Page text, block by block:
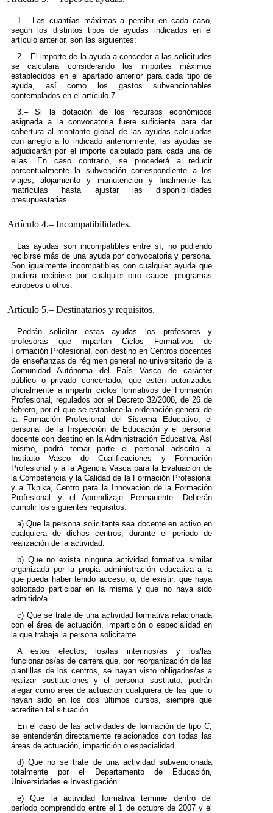
1.– Las cuantías máximas a percibir en cada caso,
según los distintos tipos de ayudas indicados en el
artículo anterior, son las siguientes:
2.– El importe de la ayuda a conceder a las solicitudes
se calculará considerando los importes máximos
establecidos en el apartado anterior para cada tipo de
ayuda, así como los gastos subvencionables
contemplados en el artículo 7.
3.– Si la dotación de los recursos económicos
asignada a la convocatoria fuere suficiente para dar
cobertura al montante global de las ayudas calculadas
con arreglo a lo indicado anteriormente, las ayudas se
adjudicarán por el importe calculado para cada una de
ellas. En caso contrario, se procederá a reducir
porcentualmente la subvención correspondiente a los
viajes, alojamiento y manutención y finalmente las
matrículas hasta ajustar las disponibilidades
presupuestarias.
Artículo 4.– Incompatibilidades.
Las ayudas son incompatibles entre sí, no pudiendo
recibirse más de una ayuda por convocatoria y persona.
Son igualmente incompatibles con cualquier ayuda que
pudiera recibirse por cualquier otro cauce: programas
europeos u otros.
Artículo 5.– Destinatarios y requisitos.
Podrán solicitar estas ayudas los profesores y
profesoras que impartan Ciclos Formativos de
Formación Profesional, con destino en Centros docentes
de enseñanzas de régimen general no universitario de la
Comunidad Autónoma del País Vasco de carácter
público o privado concertado, que estén autorizados
oficialmente a impartir ciclos formativos de Formación
Profesional, regulados por el Decreto 32/2008, de 26 de
febrero, por el que se establece la ordenación general de
la Formación Profesional del Sistema Educativo, el
personal de la Inspección de Educación y el personal
docente con destino en la Administración Educativa. Así
mismo, podrá tomar parte el personal adscrito al
Instituto Vasco de Cualificaciones y Formación
Profesional y a la Agencia Vasca para la Evaluación de
la Competencia y la Calidad de la Formación Profesional
y a Tknika, Centro para la Innovación de la Formación
Profesional y el Aprendizaje Permanente. Deberán
cumplir los siguientes requisitos:
a) Que la persona solicitante sea docente en activo en
cualquiera de dichos centros, durante el periodo de
realización de la actividad.
b) Que no exista ninguna actividad formativa similar
organizada por la propia administración educativa a la
que pueda haber tenido acceso, o, de existir, que haya
solicitado participar en la misma y que no haya sido
admitido/a.
c) Que se trate de una actividad formativa relacionada
con el área de actuación, impartición o especialidad en
la que trabaje la persona solicitante.
A estos efectos, los/las interinos/as y los/las
funcionarios/as de carrera que, por reorganización de las
plantillas de los centros, se hayan visto obligados/as a
realizar sustituciones y el personal sustituto, podrán
alegar como área de actuación cualquiera de las que lo
hayan sido en los dos últimos cursos, siempre que
acrediten tal situación.
En el caso de las actividades de formación de tipo C,
se entenderán directamente relacionados con todas las
áreas de actuación, impartición o especialidad.
d) Que no se trate de una actividad subvencionada
totalmente por el Departamento de Educación,
Universidades e Investigación.
e) Que la actividad formativa termine dentro del
período comprendido entre el 1 de octubre de 2007 y el